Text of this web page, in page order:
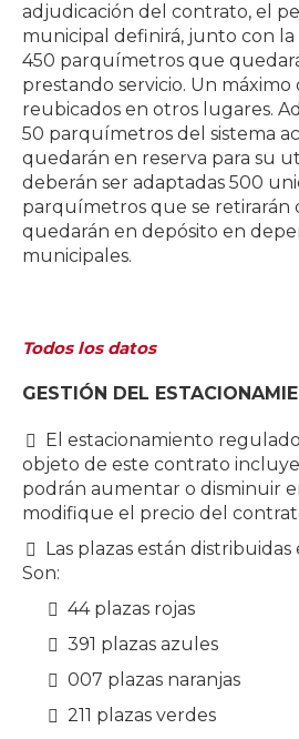
adjudicación del contrato, el
municipal definirá, junto con la
450 parquímetros que
prestando servicio. Un máximo
reubicados en otros lugares.
50 parquímetros del sistema
quedarán en reserva para su
deberán ser adaptadas 500
parquímetros que se retirarán
quedarán en depósito en
municipales.
Todos los datos
GESTIÓN DEL
El estacionamiento
objeto de este contrato incluye
podrán aumentar o disminuir
modifique el precio del
Las plazas están distribuidas
Son:
44 plazas rojas
391 plazas azules
007 plazas naranjas
211 plazas verdes